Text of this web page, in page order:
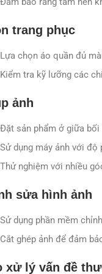
trang phục
Lựa chọn áo quần đủ
Kiểm tra kỹ lưỡng các
ảnh
Đặt sản phẩm ở giữa bối
Sử dụng máy ảnh với
Thử nghiệm với nhiều
sửa hình ảnh
Sử dụng phần mềm
Cắt ghép ảnh để đảm
xử lý vấn đề